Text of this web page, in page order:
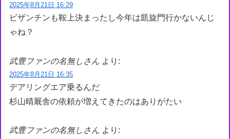
2025年8月21日 16:29
ビザンチンも鞍上決まったし今年は凱旋門行かないんじ
ゃね？
武豊ファンの名無しさん より:
2025年8月21日 16:35
デアリングエア乗るんだ
杉山晴厩舎の依頼が増えてきたのはありがたい
武豊ファンの名無しさん より: